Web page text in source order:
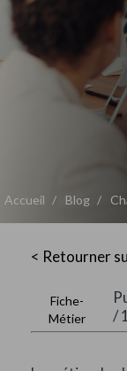
Accueil Blog
< Retourner
Fiche-
Métier
/